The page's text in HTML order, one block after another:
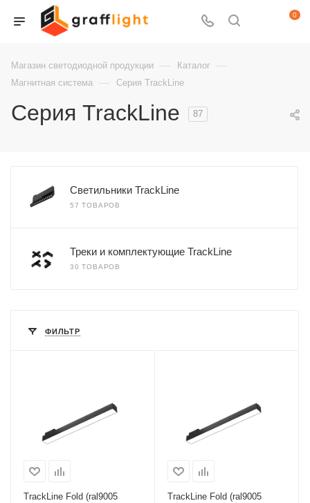
0
Магазин светодиодной продукции — Каталог —
Магнитная система — Серия TrackLine
Серия TrackLine 87
Светильники TrackLine
57 ТОВАРОВ
Треки и комплектующие TrackLine
30 ТОВАРОВ
ФИЛЬТР
TrackLine Fold (ral9005
TrackLine Fold (ral9005